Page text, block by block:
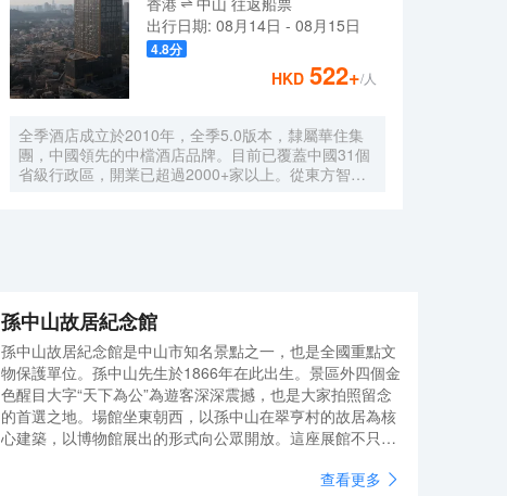
出行日期: 08月14日 - 08月15日
4.8分
HKD 522+/人
全季酒店成立於2010年，全季5.0版本，隸屬華住集
團，中國領先的中檔酒店品牌。目前已覆蓋中國31個
省級行政區，開業已超過2000+家以上。從東方智慧
點開車10分鐘左右，離著名景點孫中山紀念堂、燈飾
之都古鎮、小欖等中山主要鎮區及景點約30分鐘左
右。
孫中山故居紀念館
孫中山故居紀念館是中山市知名景點之一，也是全國重點文
物保護單位。孫中山先生於1866年在此出生。景區外四個金
色醒目大字“天下為公”為遊客深深震撼，也是大家拍照留念
的首選之地。場館坐東朝西，以孫中山在翠亨村的故居為核
心建築，以博物館展出的形式向公眾開放。這座展館不只是
查看更多